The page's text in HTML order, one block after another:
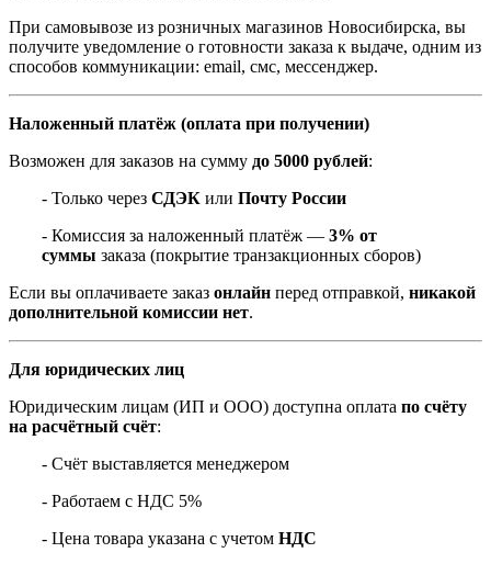
При самовывозе из розничных магазинов Новосибирска, вы
получите уведомление о готовности заказа к выдаче, одним из
способов коммуникации: email, смс, мессенджер.
Наложенный платёж (оплата при получении)
Возможен для заказов на сумму до 5000 рублей:
- Только через СДЭК или Почту России
- Комиссия за наложенный платёж — 3% от
суммы заказа (покрытие транзакционных сборов)
Если вы оплачиваете заказ онлайн перед отправкой, никакой
дополнительной комиссии нет.
Для юридических лиц
Юридическим лицам (ИП и ООО) доступна оплата по счёту
на расчётный счёт:
- Счёт выставляется менеджером
- Работаем с НДС 5%
- Цена товара указана с учетом НДС